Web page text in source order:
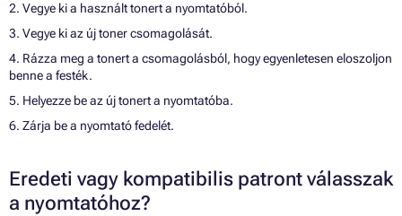
2. Vegye ki a használt tonert a nyomtatóból.
3. Vegye ki az új toner csomagolását.
4. Rázza meg a tonert a csomagolásból, hogy egyenletesen eloszoljon
benne a festék.
5. Helyezze be az új tonert a nyomtatóba.
6. Zárja be a nyomtató fedelét.
Eredeti vagy kompatibilis patront válasszak
a nyomtatóhoz?